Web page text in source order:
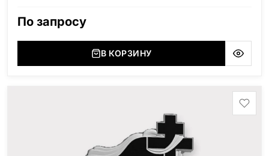
(Украина, Житомерская область), Лабродарит
(Украина, Житомерская область), Сюксюансаари
(Россия, Карелия), Амфиболит (Россия, Мурманская
минимальные стандартные размеры: Стела: 80x40x5
По запросу
В КОРЗИНУ